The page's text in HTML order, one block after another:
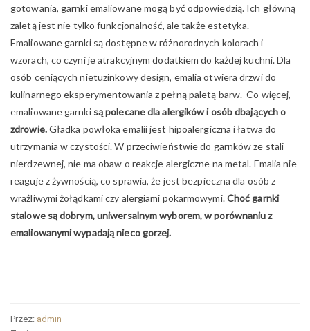
gotowania, garnki emaliowane mogą być odpowiedzią. Ich główną
zaletą jest nie tylko funkcjonalność, ale także estetyka.
Emaliowane garnki są dostępne w różnorodnych kolorach i
wzorach, co czyni je atrakcyjnym dodatkiem do każdej kuchni. Dla
osób ceniących nietuzinkowy design, emalia otwiera drzwi do
kulinarnego eksperymentowania z pełną paletą barw. Co więcej,
emaliowane garnki są polecane dla alergików i osób dbających o
zdrowie.Gładka powłoka emalii jest hipoalergiczna i łatwa do
utrzymania w czystości. W przeciwieństwie do garnków ze stali
nierdzewnej, nie ma obaw o reakcje alergiczne na metal. Emalia nie
reaguje z żywnością, co sprawia, że jest bezpieczna dla osób z
wrażliwymi żołądkami czy alergiami pokarmowymi.Choć garnki
stalowe są dobrym, uniwersalnym wyborem, w porównaniu z
emaliowanymi wypadają nieco gorzej.
Przez: admin